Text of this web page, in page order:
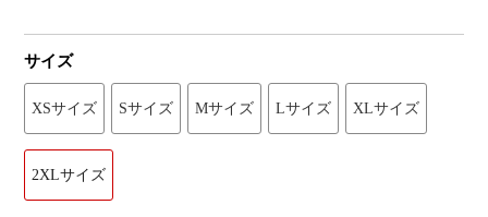
サイズ
XSサイズ Sサイズ Mサイズ Lサイズ XLサイズ
2XLサイズ